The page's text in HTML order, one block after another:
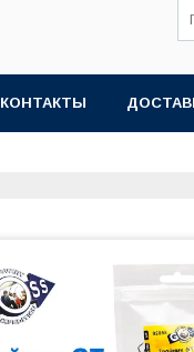
КОНТАКТЫ